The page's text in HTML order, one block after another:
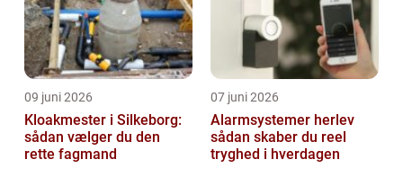
09 juni 2026
Kloakmester i Silkeborg:
sådan vælger du den
rette fagmand
07 juni 2026
Alarmsystemer herlev
sådan skaber du reel
tryghed i hverdagen